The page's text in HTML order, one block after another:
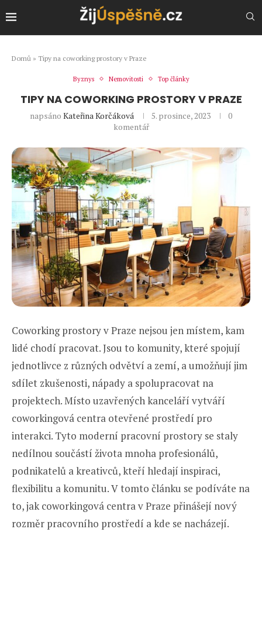
Domů » Tipy na coworking prostory v Praze
Byznys Nemovitosti Top články
TIPY NA COWORKING PROSTORY V PRAZE
napsáno Kateřina Korčáková 5. prosince, 2023
0
komentář
Coworking prostory v Praze nejsou jen místem, kam
lidé chodí pracovat. Jsou to komunity, které spojují
jednotlivce z různých odvětví a zemí, a umožňují jim
sdílet zkušenosti, nápady a spolupracovat na
projektech. Místo uzavřených kanceláří vytváří
coworkingová centra otevřené prostředí pro
interakci. Tyto moderní pracovní prostory se staly
nedílnou součástí života mnoha profesionálů,
podnikatelů a kreativců, kteří hledají inspiraci,
flexibilitu a komunitu. V tomto článku se podíváte na
to, jak coworkingová centra v Praze přinášejí nový
rozměr pracovního prostředí a kde se nacházejí.